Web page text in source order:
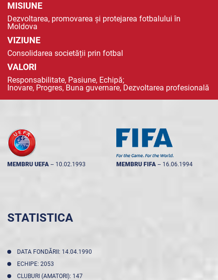
MISIUNE
Dezvoltarea, promovarea și protejarea fotbalului în
Moldova
VIZIUNE
Consolidarea societății prin fotbal
VALORI
Responsabilitate, Pasiune, Echipă;
Inovare, Progres, Buna guvernare, Dezvoltarea profesională
MEMBRU UEFA -- 10.02.1993 MEMBRU FIFA -- 16.06.1994
STATISTICA
DATA FONDĂRII: 14.04.1990
ECHIPE: 2053
CLUBURI (AMATORI): 147